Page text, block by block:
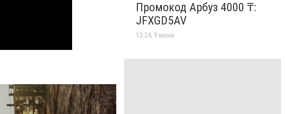
Промокод Арбуз 4000 ₸:
JFXGD5AV
13:24, 9 июня